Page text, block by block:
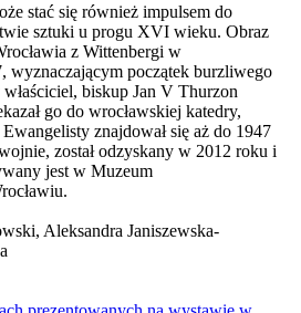
stać się również impulsem do
sztuki u progu XVI wieku. Obraz
z Wittenbergi w
wyznaczającym początek burzliwego
biskup Jan V Thurzon
go do wrocławskiej katedry,
znajdował się aż do 1947
został odzyskany w 2012 roku i
jest w Muzeum
Aleksandra Janiszewska-